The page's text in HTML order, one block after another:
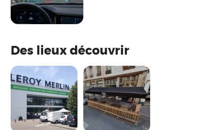
Des lieux découvrir